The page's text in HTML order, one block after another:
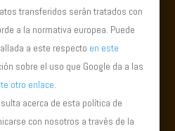
transferidos serán tratados con
a la normativa europea. Puede
a este respecto en este
sobre el uso que Google da a las
otro enlace.
acerca de esta política de
con nosotros a través de la